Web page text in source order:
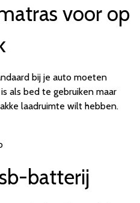
voor op
bij je auto moeten
als bed te gebruiken maar
laadruimte wilt hebben.
batterij